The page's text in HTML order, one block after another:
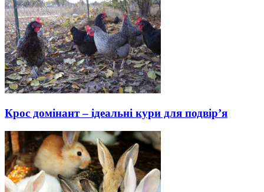
Крос домінант – ідеальні кури для подвір’я